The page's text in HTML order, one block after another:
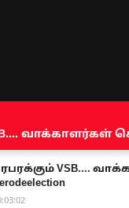
வாக்காளர்கள்
VSB....